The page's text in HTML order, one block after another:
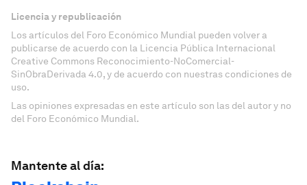
Licencia y republicación
Los artículos del Foro Económico Mundial pueden volver a
publicarse de acuerdo con la Licencia Pública Internacional
Creative Commons Reconocimiento-NoComercial-
SinObraDerivada 4.0, y de acuerdo con nuestras condiciones de
uso.
Las opiniones expresadas en este artículo son las del autor y no
del Foro Económico Mundial.
Mantente al día: